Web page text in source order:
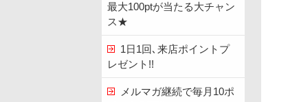
最大100ptが当たる大チャン
ス★
1日1回､来店ポイントプ
レゼント!!
メルマガ継続で毎月10ポ